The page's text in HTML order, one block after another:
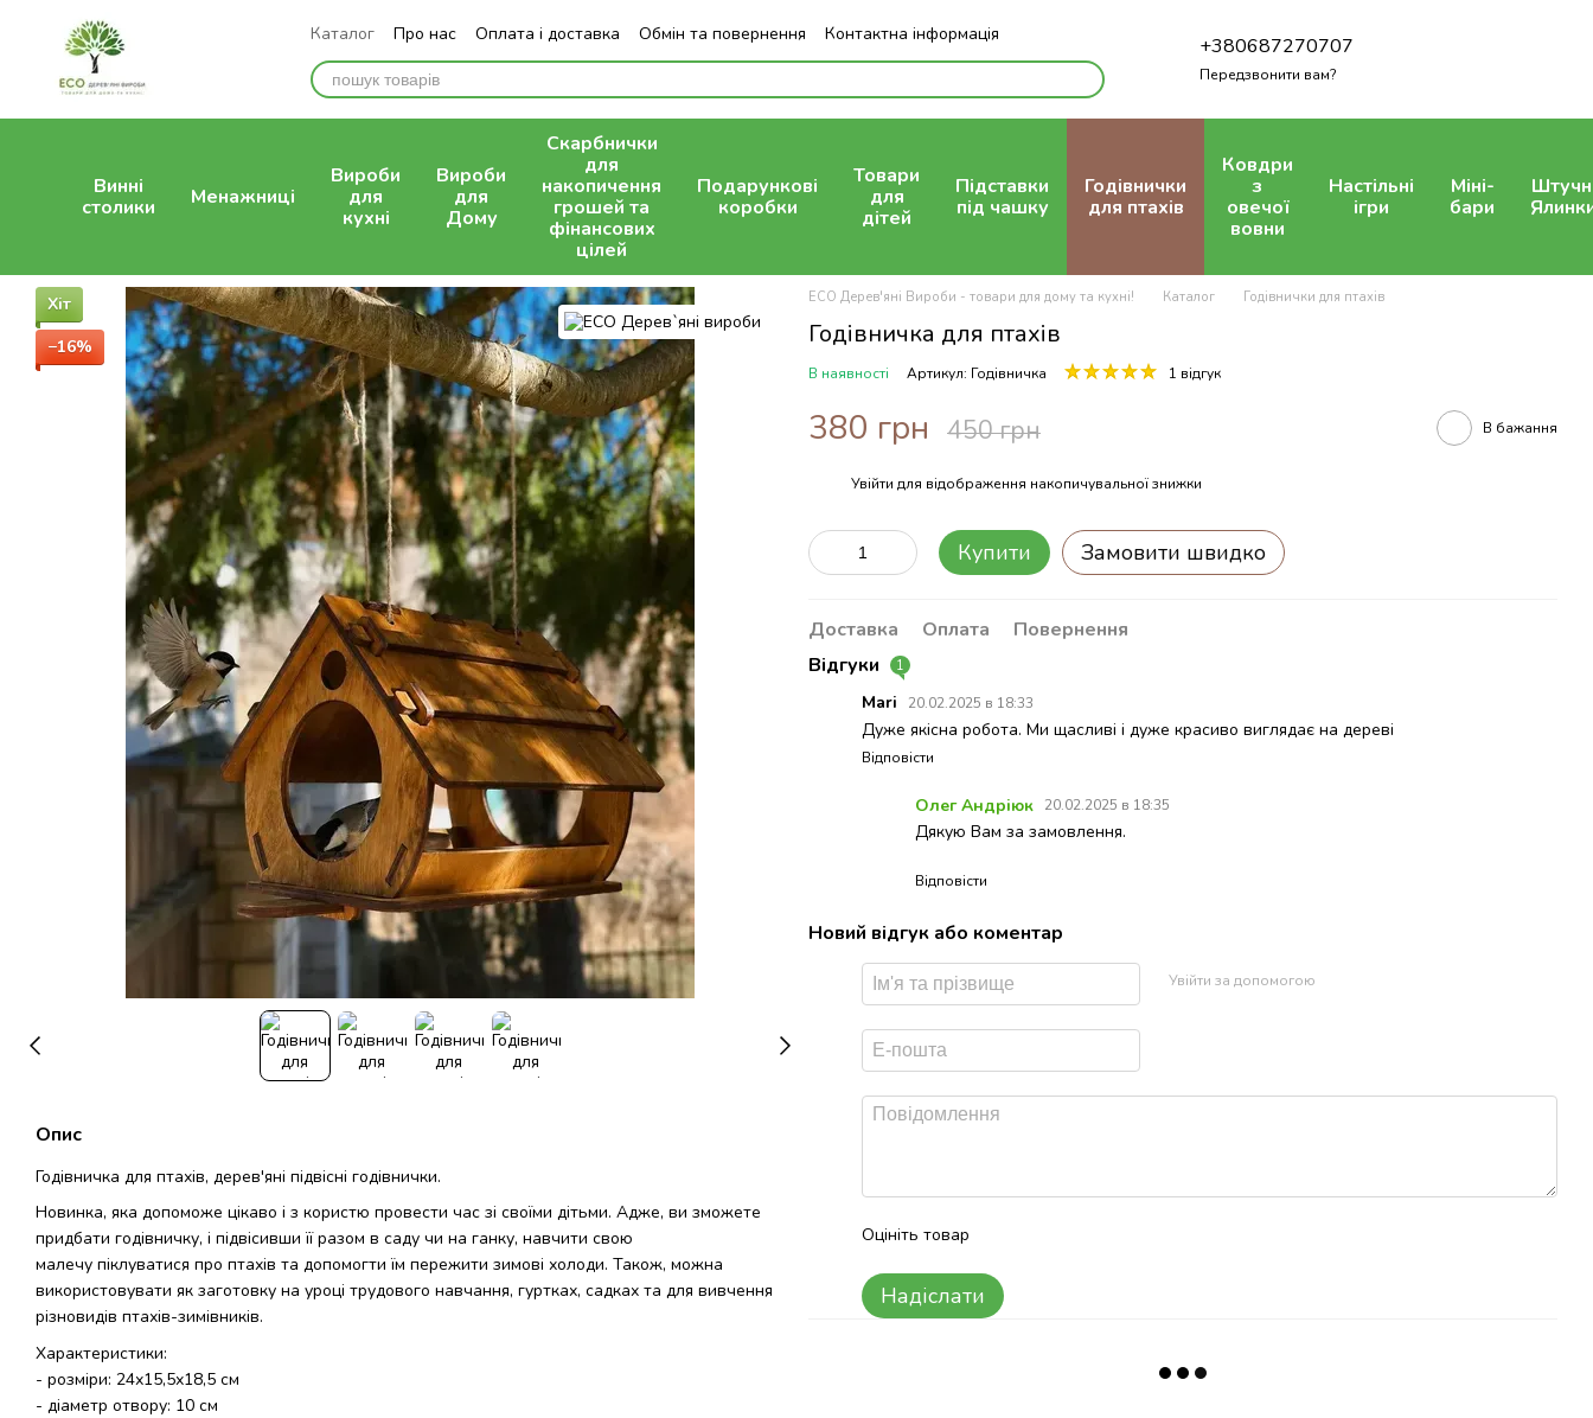
Перейти до основного контенту
Каталог Про нас Оплата і доставка Обмін та повернення
Контактна інформація
Відгуки про магазин
+380687270707
Передзвонити вам?
Винні
столики
Менажниці
Вироби
для
кухні
Вироби
для
Дому
Скарбнички
для
накопичення
грошей та
фінансових
цілей
Подарункові
коробки
Товари
для
дітей
Підставки
під чашку
Годівнички
для птахів
Ковдри
з
овечої
вовни
Настільні
ігри
Міні-
бари
Хіт
−16%
Опис
Годівничка для птахів, дерев'яні підвісні годівнички.
Новинка, яка допоможе цікаво і з користю провести час зі своїми дітьми. Адже, ви зможете
придбати годівничку, і підвісивши її разом в саду чи на ганку, навчити свою
малечу піклуватися про птахів та допомогти їм пережити зимові холоди. Також, можна
використовувати як заготовку на уроці трудового навчання, гуртках, садках та для вивчення
різновидів птахів-зимівників.
Характеристики:
- розміри: 24х15,5х18,5 см
- діаметр отвору: 10 см
ECO Дерев'яні Вироби - товари для дому та кухні! Каталог Годівнички для птахів
Годівничка для птахів
В наявності Артикул: Годівничка 1 відгук
380 грн 450 грн В бажання
Увійти для відображення накопичувальної знижки
Купити Замовити швидко
Доставка Оплата
Повернення
Відгуки
1
Mari 20.02.2025 в 18:33
Дуже якісна робота. Ми щасливі і дуже красиво виглядає на дереві
Відповісти
Олег Андріюк 20.02.2025 в 18:35
Дякую Вам за замовлення.
Відповісти
Новий відгук або коментар
Увійти за допомогою
Оцініть товар
Надіслати